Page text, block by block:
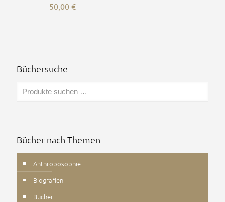
50,00€
Büchersuche
Bücher nach Themen
Anthroposophie
Biografien
Bücher